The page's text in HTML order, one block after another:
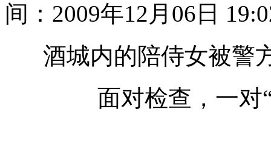
间：2009年12月06日
酒城内的陪侍女被警
面对检查，一对